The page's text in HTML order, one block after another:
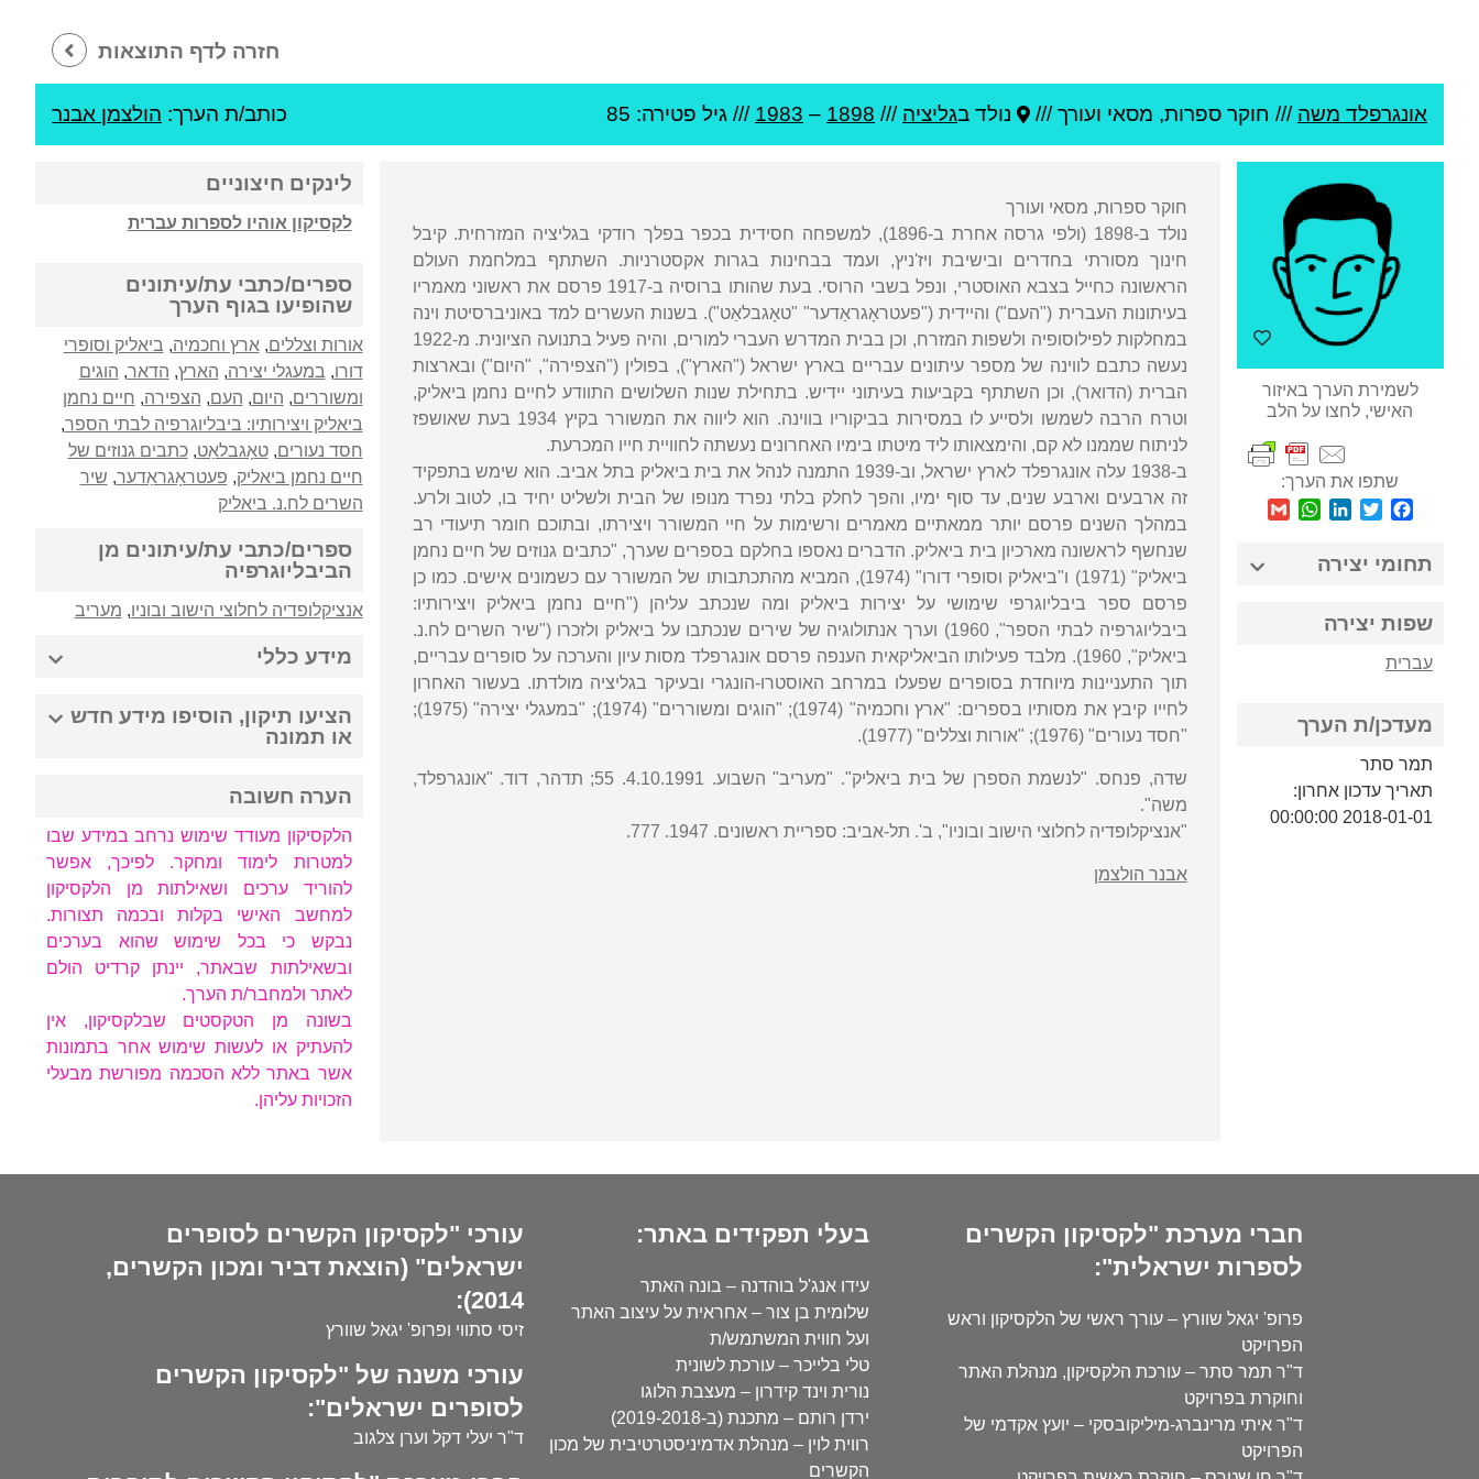
חזרה לדף התוצאות
אונגרפלד משה /// חוקר ספרות, מסאי ועורך /// נולד בגליציה ///
1898
–
1983 /// גיל פטירה: 85 כותב/ת הערך: הולצמן אבנר
לשמירת הערך באיזור
האישי, לחצו על הלב
שתפו את הערך:
Facebook
Twitter
LinkedIn
WhatsApp
תחומי יצירה
שפות יצירה
עברית
מעדכן/ת הערך
תמר סתר
תאריך עדכון אחרון:
2018-01-01 00:00:00
חוקר ספרות, מסאי ועורך
נולד ב-1898 (ולפי גרסה אחרת ב-1896), למשפחה חסידית בכפר בפלך רודקי בגליציה המזרחית. קיבל
חינוך מסורתי בחדרים ובישיבת ויז'ניץ, ועמד בבחינות בגרות אקסטרניות. השתתף במלחמת העולם
הראשונה כחייל בצבא האוסטרי, ונפל בשבי הרוסי. בעת שהותו ברוסיה ב-1917 פרסם את ראשוני מאמריו
בעיתונות העברית ("העם") והיידית ("פעטראָגראַדער" "טאָגבלאַט"). בשנות העשרים למד באוניברסיטת וינה
במחלקות לפילוסופיה ולשפות המזרח, וכן בבית המדרש העברי למורים, והיה פעיל בתנועה הציונית. מ-1922
נעשה כתבם לווינה של מספר עיתונים עבריים בארץ ישראל ("הארץ"), בפולין ("הצפירה", "היום") ובארצות
הברית (הדואר), וכן השתתף בקביעות בעיתוני יידיש. בתחילת שנות השלושים התוודע לחיים נחמן ביאליק,
וטרח הרבה לשמשו ולסייע לו במסירות בביקוריו בווינה. הוא ליווה את המשורר בקיץ 1934 בעת שאושפז
לניתוח שממנו לא קם, והימצאותו ליד מיטתו בימיו האחרונים נעשתה לחוויית חייו המכרעת.
ב-1938 עלה אונגרפלד לארץ ישראל, וב-1939 התמנה לנהל את בית ביאליק בתל אביב. הוא שימש בתפקיד
זה ארבעים וארבע שנים, עד סוף ימיו, והפך לחלק בלתי נפרד מנופו של הבית ולשליט יחיד בו, לטוב ולרע.
במהלך השנים פרסם יותר ממאתיים מאמרים ורשימות על חיי המשורר ויצירתו, ובתוכם חומר תיעודי רב
שנחשף לראשונה מארכיון בית ביאליק. הדברים נאספו בחלקם בספרים שערך, "כתבים גנוזים של חיים נחמן
ביאליק" (1971) ו"ביאליק וסופרי דורו" (1974), המביא מהתכתבותו של המשורר עם כשמונים אישים. כמו כן
פרסם ספר ביבליוגרפי שימושי על יצירות ביאליק ומה שנכתב עליהן ("חיים נחמן ביאליק ויצירותיו:
ביבליוגרפיה לבתי הספר", 1960) וערך אנתולוגיה של שירים שנכתבו על ביאליק ולזכרו ("שיר השרים לח.נ.
ביאליק", 1960). מלבד פעילותו הביאליקאית הענפה פרסם אונגרפלד מסות עיון והערכה על סופרים עבריים,
תוך התעניינות מיוחדת בסופרים שפעלו במרחב האוסטרו-הונגרי ובעיקר בגליציה מולדתו. בעשור האחרון
לחייו קיבץ את מסותיו בספרים: "ארץ וחכמיה" (1974); "הוגים ומשוררים" (1974); "במעגלי יצירה" (1975);
"חסד נעורים" (1976); "אורות וצללים" (1977).
שדה, פנחס. "לנשמת הספרן של בית ביאליק". "מעריב" השבוע. 4.10.1991. 55; תדהר, דוד. "אונגרפלד,
משה".
"אנציקלופדיה לחלוצי הישוב ובוניו", ב'. תל-אביב: ספריית ראשונים. 1947. 777.
אבנר הולצמן
לינקים חיצוניים
לקסיקון אוהיו לספרות עברית
ספרים/כתבי עת/עיתונים
שהופיעו בגוף הערך
אורות וצללים,ארץ וחכמיה, ביאליק וסופרי
דורו, במעגלי יצירה, הארץ, הדאר, הוגים
ומשוררים, היום, העם, הצפירה, חיים נחמן
ביאליק ויצירותיו: ביבליוגרפיה לבתי הספר,
חסד נעורים,טאָגבלאַט,כתבים גנוזים של
חיים נחמן ביאליק, פעטראָגראַדער, שיר
השרים לח.נ. ביאליק
ספרים/כתבי עת/עיתונים מן
הביבליוגרפיה
אנציקלופדיה לחלוצי הישוב ובוניו, מעריב
מידע כללי
הציעו תיקון, הוסיפו מידע חדש
או תמונה
הערה חשובה
הלקסיקון מעודד שימוש נרחב במידע שבו
למטרות לימוד ומחקר. לפיכך, אפשר
להוריד ערכים ושאילתות מן הלקסיקון
למחשב האישי בקלות ובכמה תצורות.
נבקש כי בכל שימוש שהוא בערכים
ובשאילתות שבאתר, יינתן קרדיט הולם
לאתר ולמחבר/ת הערך.
בשונה מן הטקסטים שבלקסיקון, אין
להעתיק או לעשות שימוש אחר בתמונות
אשר באתר ללא הסכמה מפורשת מבעלי
הזכויות עליהן.
חברי מערכת "לקסיקון הקשרים
לספרות ישראלית":
פרופ' יגאל שוורץ – עורך ראשי של הלקסיקון וראש
הפרויקט
ד"ר תמר סתר – עורכת הלקסיקון, מנהלת האתר
וחוקרת בפרויקט
ד"ר איתי מרינברג-מיליקובסקי – יועץ אקדמי של
הפרויקט
בעלי תפקידים באתר:
עידו אנג'ל בוהדנה – בונה האתר
שלומית בן צור – אחראית על עיצוב האתר
ועל חווית המשתמש/ת
טלי בלייכר – עורכת לשונית
נורית וינד קידרון – מעצבת הלוגו
ירדן רותם – מתכנת (ב-2019-2018)
רווית לוין – מנהלת אדמיניסטרטיבית של מכון
הקשרים
עורכי "לקסיקון הקשרים לסופרים
ישראלים" (הוצאת דביר ומכון הקשרים,
2014):
זיסי סתווי ופרופ' יגאל שוורץ
עורכי משנה של "לקסיקון הקשרים
לסופרים ישראלים":
ד"ר יעלי דקל וערן צלגוב